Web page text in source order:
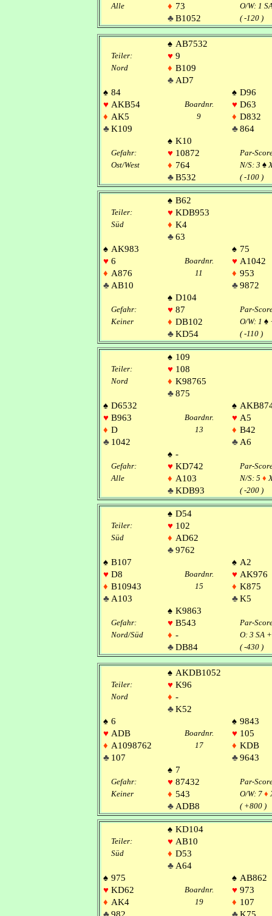
Alle
♦ 73 O/W: 1
♣B1052 ( -120 )
♠ AB7532
Teiler: ♥ 9
Nord ♦ B109
♣ AD7
♠ 84 ♠ D96
♥ AKB54 Boardnr. ♥ D63
♦ AK5 9 ♦ D832
♣K109 ♣864
♠ K10
Gefahr: ♥ 10872
Par-
Ost/West
♦ 764 N/S: 3 ♠
♣B532 ( -100 )
♠ B62
Teiler: ♥ KDB953
Süd ♦ K4
♣63
♠ AK983 ♠ 75
♥ 6 Boardnr. ♥ A1042
♦ A876 11 ♦ 953
♣ AB10 ♣9872
♠ D104
Gefahr: ♥ 87
Par-
Keiner
♦ DB102 O/W: 1 ♠
♣KD54 ( -110 )
♠ 109
Teiler: ♥ 108
Nord ♦ K98765
♣875
♠ D6532 ♠
♥ B963 Boardnr. ♥ A5
♦ D 13 ♦ B42
♣ 1042 ♣ A6
♠ -
Gefahr: ♥ KD742
Par-
Alle
♦ A103 N/S: 5 ♦
♣KDB93 ( -200 )
♠ D54
Teiler: ♥ 102
Süd ♦ AD62
♣9762
♠ B107 ♠ A2
♥ D8 Boardnr. ♥ AK976
♦ B10943 15 ♦ K875
♣ A103 ♣K5
♠ K9863
Gefahr: ♥ B543
Par-
Nord/Süd
♦ - O: 3 SA
♣DB84 ( -430 )
♠ AKDB1052
Teiler: ♥ K96
Nord ♦ -
♣K52
♠ 6 ♠ 9843
♥ ADB Boardnr. ♥ 105
♦ A1098762 17 ♦ KDB
♣ 107 ♣9643
♠ 7
Gefahr: ♥ 87432
Par-
Keiner
♦ 543 O/W: 7 ♦
♣ ADB8 ( +800 )
♠ KD104
Teiler: ♥ AB10
Süd ♦ D53
♣ A64
♠ 975 ♠ AB862
♥ KD62 Boardnr. ♥ 973
♦ AK4 19 ♦ 107